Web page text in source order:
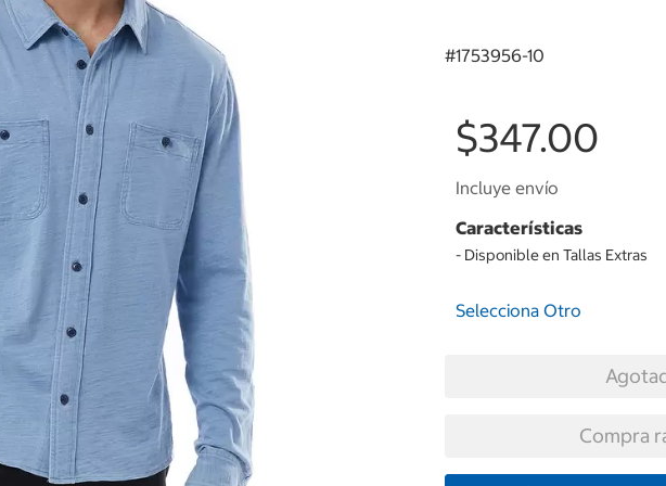
#1753956-10
$347.00
Incluye envío
Características
- Disponible en Tallas Extras
Selecciona Otro
Compra